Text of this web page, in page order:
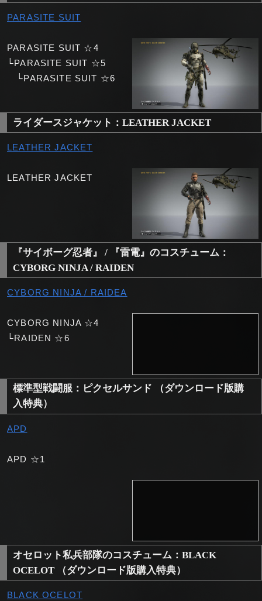
PARASITE SUIT
PARASITE SUIT ☆4
└PARASITE SUIT ☆5
└PARASITE SUIT ☆6
ライダースジャケット：LEATHER JACKET
LEATHER JACKET
LEATHER JACKET
『サイボーグ忍者』 / 『雷電』のコスチューム：
CYBORG NINJA / RAIDEN
CYBORG NINJA / RAIDEA
CYBORG NINJA ☆4
└RAIDEN ☆6
標準型戦闘服：ピクセルサンド （ダウンロード版購
入特典）
APD
APD ☆1
オセロット私兵部隊のコスチューム：BLACK
OCELOT （ダウンロード版購入特典）
BLACK OCELOT